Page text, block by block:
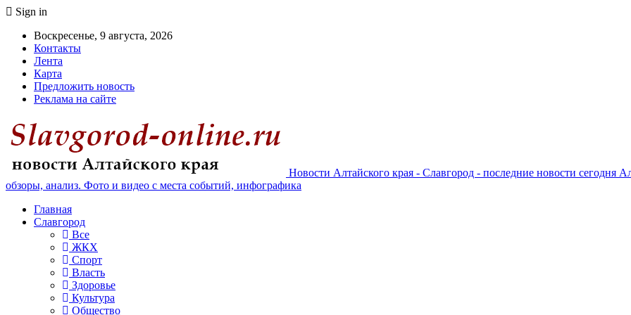
Sign in
Воскресенье, 9 августа, 2026
Контакты
Лента
Карта
Предложить новость
Реклама на сайте
Новости Алтайского края - Славгород - последние новости сегодня
обзоры, анализ. Фото и видео с места событий, инфографика
Главная
Славгород
Все
ЖКХ
Спорт
Власть
Здоровье
Культура
Общество